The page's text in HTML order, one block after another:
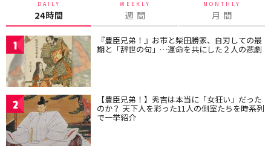
DAILY
24時間
WEEKLY
週 間
MONTHLY
月 間
1 『豊臣兄弟！』お市と柴田勝家、自刃しての最
期と「辞世の句」…運命を共にした２人の悲劇
2 【豊臣兄弟！】秀吉は本当に「女狂い」だった
のか？ 天下人を彩った11人の側室たちを時系列
で一挙紹介